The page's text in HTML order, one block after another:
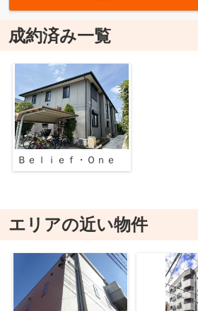
成約済み一覧
Ｂｅｌｉｅｆ・Ｏｎｅ
エリアの近い物件